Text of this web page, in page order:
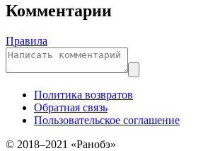
Комментарии
Правила
Политика возвратов
Обратная связь
Пользовательское соглашение
© 2018–2021 «Ранобэ»